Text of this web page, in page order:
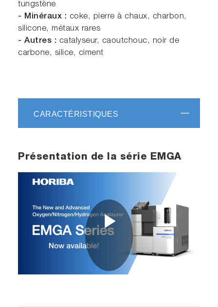
tungstène
- Minéraux : coke, pierre à chaux, charbon,
silicone, métaux rares
- Autres : catalyseur, caoutchouc, noir de
carbone, silice, ciment
CARACTÉRISTIQUES
Présentation de la série EMGA
Play
Video